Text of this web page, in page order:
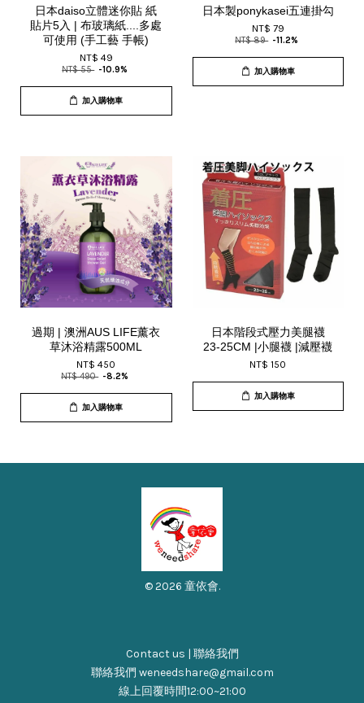
日本daiso立體迷你貼 紙
貼片5入 | 布玻璃紙....多處
可使用 (手工藝 手帳)
NT$ 49
NT$ 55 -10.9%
加入購物車
日本製ponykasei五連掛勾
NT$ 79
NT$ 89 -11.2%
加入購物車
過期 | 澳洲AUS LIFE薰衣
草沐浴精露500ML
NT$ 450
NT$ 490 -8.2%
加入購物車
日本階段式壓力美腿襪
23-25CM |小腿襪 |減壓襪
NT$ 150
加入購物車
© 2026 童依會.
Contact us | 聯絡我們
聯絡我們 weneedshare@gmail.com
線上回覆時間12:00~21:00